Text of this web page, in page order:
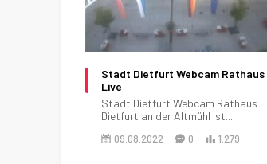
Stadt Dietfurt Webcam Rathaus
Live
Stadt Dietfurt Webcam Rathaus
Dietfurt an der Altmühl ist...
09.08.2022 0 1.279